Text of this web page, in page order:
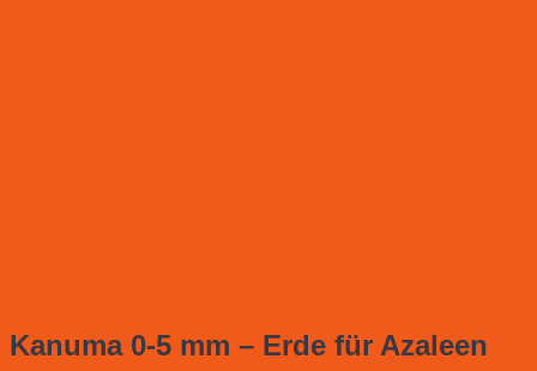
Kanuma 0-5 mm – Erde für Azaleen